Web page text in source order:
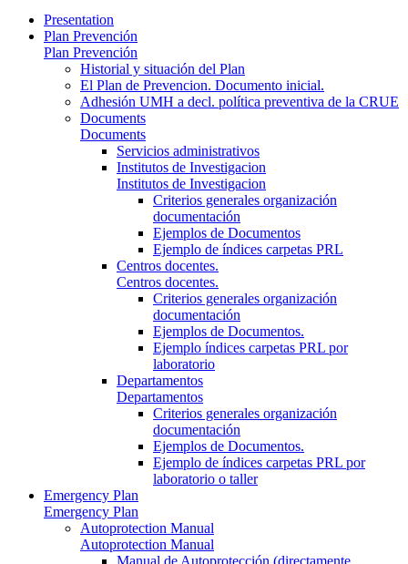
Presentation
Plan Prevención
Plan Prevención
Historial y situación del Plan
El Plan de Prevencion. Documento inicial.
Adhesión UMH a decl. política preventiva de la CRUE
Documents
Documents
Servicios administrativos
Institutos de Investigacion
Institutos de Investigacion
Criterios generales organización
documentación
Ejemplos de Documentos
Ejemplo de índices carpetas PRL
Centros docentes.
Centros docentes.
Criterios generales organización
documentación
Ejemplos de Documentos.
Ejemplo índices carpetas PRL por
laboratorio
Departamentos
Departamentos
Criterios generales organización
documentación
Ejemplos de Documentos.
Ejemplo de índices carpetas PRL por
laboratorio o taller
Emergency Plan
Emergency Plan
Autoprotection Manual
Autoprotection Manual
Manual de Autoprotección (directamente